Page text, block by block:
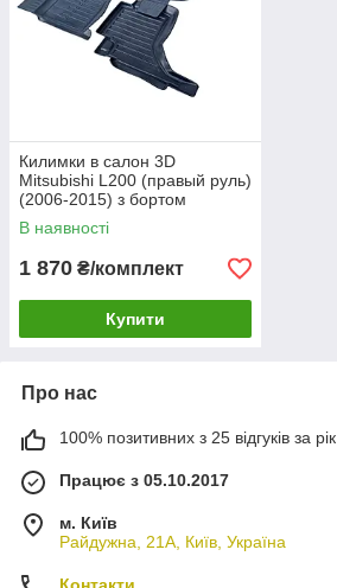
Килимки в салон 3D
Mitsubishi L200 (правый руль)
(2006-2015) з бортом
В наявності
1 870 ₴/комплект
Купити
Про нас
100% позитивних з 25 відгуків за рік
Працює з 05.10.2017
м. Київ
Райдужна, 21А, Київ, Україна